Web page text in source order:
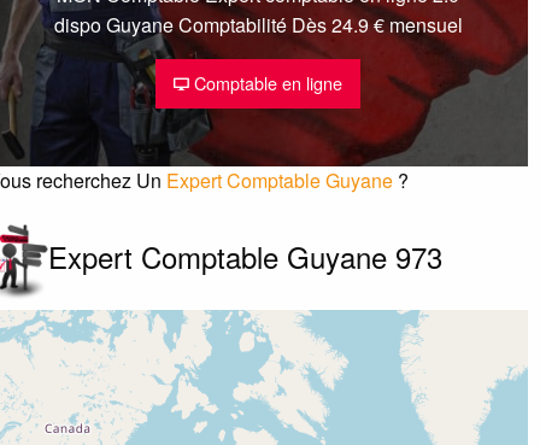
erreur ?
09 residence la rocade cite eau lisette97300Guyane
0593304627
:0593304772
REPOS CHANTAL
erreur ?
dispo Guyane Comptabilité Dès 24.9 € mensuel
Comptable en ligne
recherchez Un Expert Comptable Guyane ?
Expert Comptable Guyane 973